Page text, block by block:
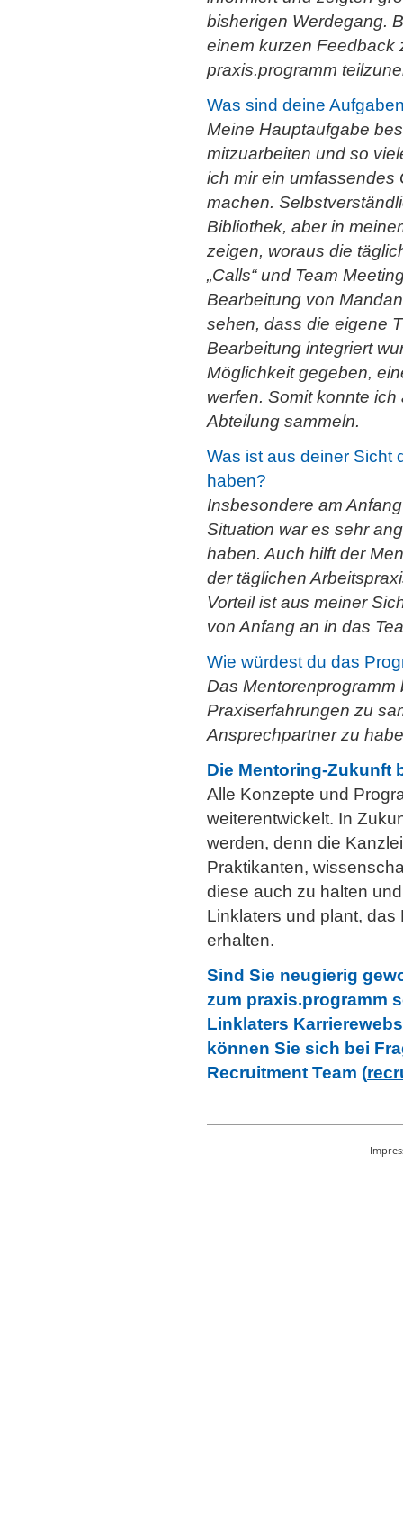
bisherigen Werdegang.
einem kurzen Feedback
praxis.programm
Was sind deine
Meine Hauptaufgabe
mitzuarbeiten und so
ich mir ein umfassendes
machen.
Bibliothek, aber in
zeigen, woraus die
„Calls“ und Team
Bearbeitung von
sehen, dass die eigene
Bearbeitung integriert
Möglichkeit gegeben,
werfen. Somit konnte
Abteilung sammeln.
Was ist aus deiner Sicht
haben?
Insbesondere am
Situation war es sehr
haben. Auch hilft der
der täglichen
Vorteil ist aus meiner
von Anfang an in das
Wie würdest du das
Das Mentorenprogramm
Praxiserfahrungen zu
Ansprechpartner zu
Die Mentoring-Zukunft
Alle Konzepte und
weiterentwickelt. In
werden, denn die
Praktikanten,
diese auch zu halten
Linklaters und plant,
erhalten.
Sind Sie neugierig
zum praxis.programm
Linklaters
können Sie sich bei
Recruitment Team (